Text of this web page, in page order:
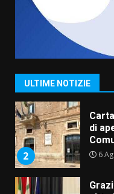
ULTIME NOTIZIE
1
da
6
2
di
6